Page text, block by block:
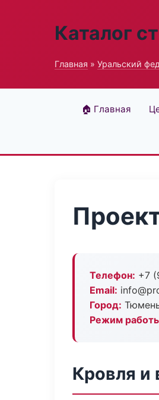
Каталог
Главная » Уральский
🏠 Главная
Телефон: +7
Email:
Город:
Режим
Кровля и